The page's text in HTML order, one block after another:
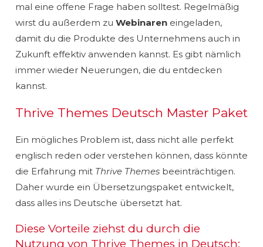
mal eine offene Frage haben solltest. Regelmäßig
wirst du außerdem zu Webinaren eingeladen,
damit du die Produkte des Unternehmens auch in
Zukunft effektiv anwenden kannst. Es gibt nämlich
immer wieder Neuerungen, die du entdecken
kannst.
Thrive Themes Deutsch Master Paket
Ein mögliches Problem ist, dass nicht alle perfekt
englisch reden oder verstehen können, dass könnte
die Erfahrung mit Thrive Themes beeinträchtigen.
Daher wurde ein Übersetzungspaket entwickelt,
dass alles ins Deutsche übersetzt hat.
Diese Vorteile ziehst du durch die
Nutzung von Thrive Themes in Deutsch: